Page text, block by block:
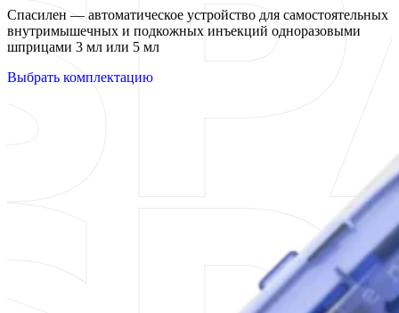
Спасилен — автоматическое устройство для самостоятельных
внутримышечных и подкожных инъекций одноразовыми
шприцами 3 мл или 5 мл
Выбрать комплектацию